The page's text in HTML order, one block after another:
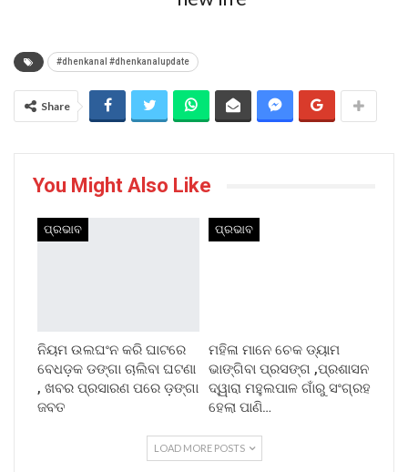
#dhenkanal #dhenkanalupdate
Share
You Might Also Like
ପ୍ରଭାବ
ନିୟମ ଉଲଘଂନ କରି ଘାଟରେ
ବେଧଡ଼କ ଡଙ୍ଗା ଚାଲିବା ଘଟଣା
, ଖବର ପ୍ରସାରଣ ପରେ ଡ଼ଙ୍ଗା
ଜବତ
ପ୍ରଭାବ
ମହିଳା ମାନେ ଚେକ ଡ୍ୟାମ
ଭାଙ୍ଗିବା ପ୍ରସଙ୍ଗ ,ପ୍ରଶାସନ
ଦ୍ୱାରା ମହୁଲପାଳ ଗାଁରୁ ସଂଗ୍ରହ
ହେଲା ପାଣି…
LOAD MORE POSTS